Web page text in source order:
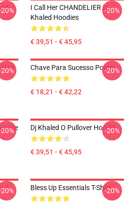
I Call Her CHANDELIER Dj
Khaled Hoodies
€ 39,51 - € 45,95
-20%
Chave Para Sucesso Poster
€ 18,21 - € 42,22
-20%
Dj Khaled O Pullover Hoodie
€ 39,51 - € 45,95
-20%
T-
Bless Up Essentials T-Shirt-20%